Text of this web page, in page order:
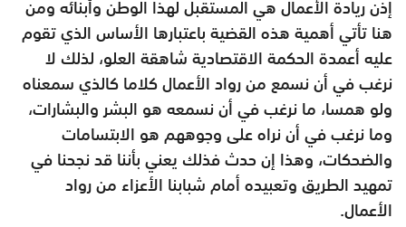
إذن ريادة الأعمال هي المستقبل لهذا الوطن وأبنائه ومن
هنا تأتي أهمية هذه القضية باعتبارها الأساس الذي تقوم
عليه أعمدة الحكمة الاقتصادية شاهقة العلو، لذلك لا
نرغب في أن نسمع من رواد الأعمال كلاما كالذي سمعناه
ولو همسا، ما نرغب في أن نسمعه هو البشر والبشارات،
وما نرغب في أن نراه على وجوههم هو الابتسامات
والضحكات، وهذا إن حدث فذلك يعني بأننا قد نجحنا في
تمهيد الطريق وتعبيده أمام شبابنا الأعزاء من رواد
الأعمال.